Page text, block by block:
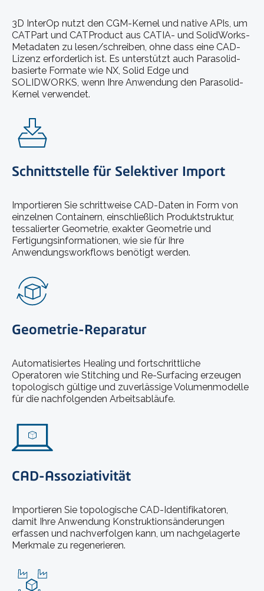
3D InterOp nutzt den CGM-Kernel und native APIs, um
CATPart und CATProduct aus CATIA- und SolidWorks-
Metadaten zu lesen/schreiben, ohne dass eine CAD-
Lizenz erforderlich ist. Es unterstützt auch Parasolid-
basierte Formate wie NX, Solid Edge und
SOLIDWORKS, wenn Ihre Anwendung den Parasolid-
Kernel verwendet.
Schnittstelle für Selektiver Import
Importieren Sie schrittweise CAD-Daten in Form von
einzelnen Containern, einschließlich Produktstruktur,
tessalierter Geometrie, exakter Geometrie und
Fertigungsinformationen, wie sie für Ihre
Anwendungsworkflows benötigt werden.
Geometrie-Reparatur
Automatisiertes Healing und fortschrittliche
Operatoren wie Stitching und Re-Surfacing erzeugen
topologisch gültige und zuverlässige Volumenmodelle
für die nachfolgenden Arbeitsabläufe.
CAD-Assoziativität
Importieren Sie topologische CAD-Identifikatoren,
damit Ihre Anwendung Konstruktionsänderungen
erfassen und nachverfolgen kann, um nachgelagerte
Merkmale zu regenerieren.